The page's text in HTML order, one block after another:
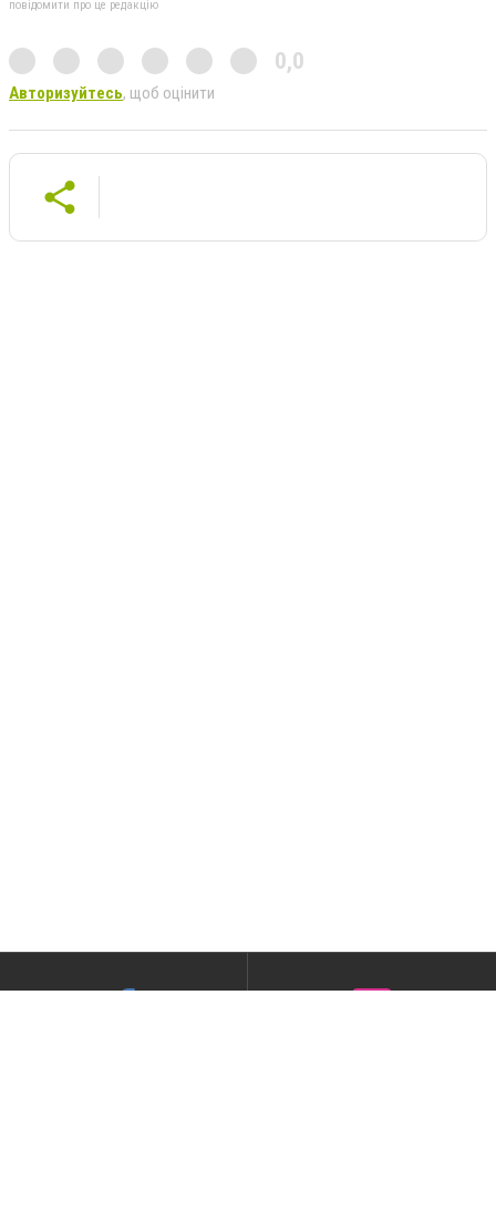
повідомити про це редакцію
0,0
Авторизуйтесь, щоб оцінити